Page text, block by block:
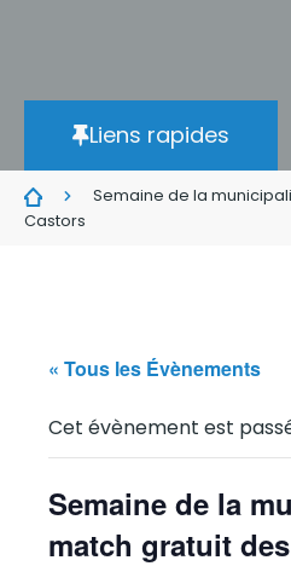
Liens rapides
Semaine de la
Castors
« Tous les Évènements
Cet évènement est
Semaine de la
match gratuit